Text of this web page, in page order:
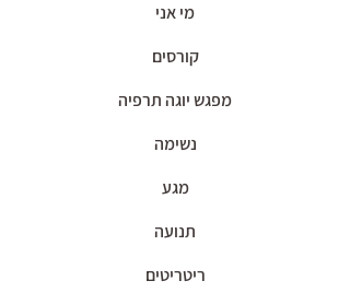
מי אני
קורסים
מפגש יוגה תרפיה
נשימה
מגע
תנועה
ריטריטים